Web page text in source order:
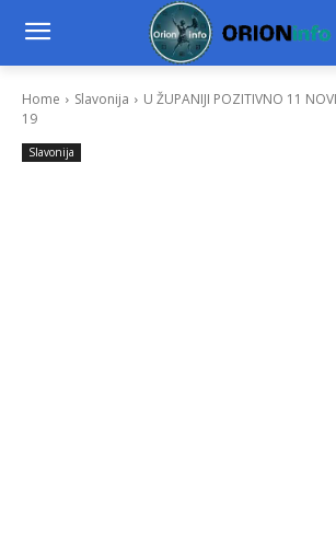
Home Slavonija
U ŽUPANIJI POZITIVNO 11
19
Slavonija